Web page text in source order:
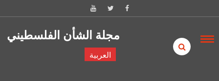
مجلة الشأن الفلسطيني
العربية